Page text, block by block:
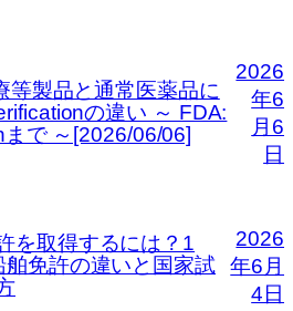
等製品と通常医薬品に
の違い ～ FDA:
で ～[2026/06/06]
2026
年6
月6
日
を取得するには？1
免許の違いと国家試
2026
年6月
4日